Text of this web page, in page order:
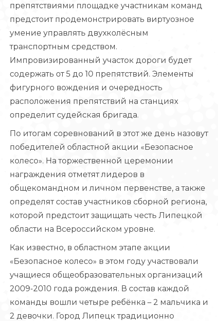
препятствиями площадке участникам команд
предстоит продемонстрировать виртуозное
умение управлять двухколёсным
транспортным средством.
Импровизированный участок дороги будет
содержать от 5 до 10 препятствий. Элементы
фигурного вождения и очередность
расположения препятствий на станциях
определит судейская бригада.
По итогам соревнований в этот же день назовут
победителей областной акции «Безопасное
колесо». На торжественной церемонии
награждения отметят лидеров в
общекомандном и личном первенстве, а также
определят состав участников сборной региона,
которой предстоит защищать честь Липецкой
области на Всероссийском уровне.
Как известно, в областном этапе акции
«Безопасное колесо» в этом году участвовали
учащиеся общеобразовательных организаций
2009-2010 года рождения. В состав каждой
команды вошли четыре ребёнка – 2 мальчика и
2 девочки. Город Липецк традиционно